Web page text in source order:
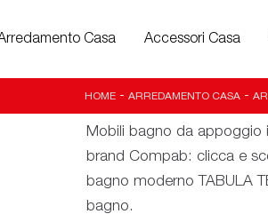
Casa Accessori Casa
HOME - ARREDAMENTO CASA -
Mobili bagno da appoggio
brand Compab: clicca e
bagno moderno TABULA
bagno.